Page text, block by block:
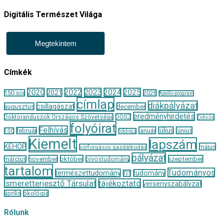
Digitális Természet Világa
Megtekintem
Címkék
150 sor 2020 2021 2022 2023 2024 2025 2026 Apollo-program
augusztus csillagászat címlap december diákpályázat
Doktoranduszok Országos Szövetsége DOSZ eredményhirdetés Eötvös
100 február Felhívás folyóirat földrajz január július június
KEHOP Kiemelt körforgásos gazdálkodás lapszám május
március november október orvostudomány pályázat szeptember
tartalom természettudomány TIT tudomány Tudományos
Ismeretterjesztő Társulat tájékoztató versenyszabályzat
április ökológia
Rólunk